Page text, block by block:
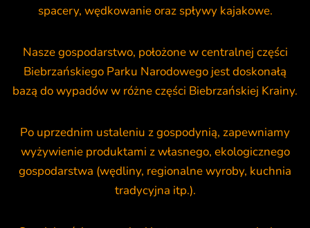
spacery, wędkowanie oraz spływy kajakowe.
Nasze gospodarstwo, położone w centralnej części
Biebrzańskiego Parku Narodowego jest doskonałą
bazą do wypadów w różne części Biebrzańskiej Krainy.
Po uprzednim ustaleniu z gospodynią, zapewniamy
wyżywienie produktami z własnego, ekologicznego
gospodarstwa (wędliny, regionalne wyroby, kuchnia
tradycyjna itp.).